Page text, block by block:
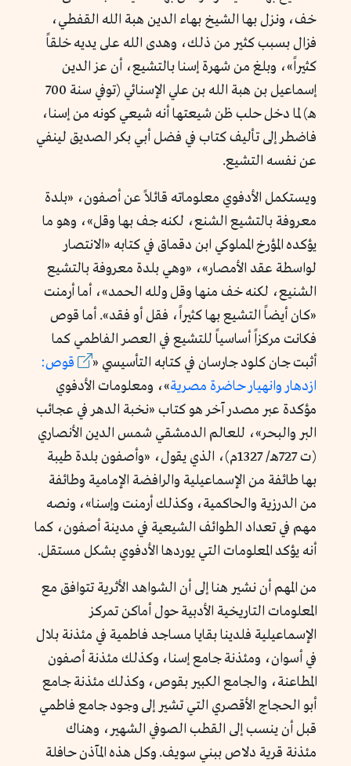
خف، ونزل بها الشيخ بهاء الدين هبة الله القفطي،
فزال بسبب كثير من ذلك، وهدى الله على يديه خلقاً
كثيراً»، وبلغ من شهرة إسنا بالتشيع، أن عز الدين
إسماعيل بن هبة الله بن علي الإسنائي (توفي سنة 700
هـ) لما دخل حلب ظن شيعتها أنه شيعي كونه من إسنا،
فاضطر إلى تأليف كتاب في فضل أبي بكر الصديق لينفي
عن نفسه التشيع.
ويستكمل الأدفوي معلوماته قائلاً عن أصفون، «بلدة
معروفة بالتشيع الشنع، لكنه جف بها وقل»، وهو ما
يؤكده المؤرخ المملوكي ابن دقماق في كتابه «الانتصار
لواسطة عقد الأمصار»، «وهي بلدة معروفة بالتشيع
الشنيع، لكنه خف منها وقل ولله الحمد»، أما أرمنت
«كان أيضاً التشيع بها كثيراً، فقل أو فقد». أما قوص
فكانت مركزاً أساسياً للتشيع في العصر الفاطمي كما
أثبت جان كلود جارسان في كتابه التأسيسي «
قوص:
ازدهار وانهيار حاضرة مصرية»، ومعلومات الأدفوي
مؤكدة عبر مصدر آخر هو كتاب «نخبة الدهر في عجائب
البر والبحر»، للعالم الدمشقي شمس الدين الأنصاري
(ت 727هـ/ 1327م)، الذي يقول، «
وأصفون بلدة طيبة
بها طائفة من الإسماعيلية والرافضة الإمامية وطائفة
من الدرزية والحاكمية، وكذلك أرمنت وإسنا»، ونصه
مهم في تعداد الطوائف الشيعية في مدينة أصفون، كما
أنه يؤكد المعلومات التي يوردها الأدفوي بشكل مستقل.
من المهم أن نشير هنا إلى أن الشواهد الأثرية تتوافق مع
المعلومات التاريخية الأدبية حول أماكن تمركز
الإسماعيلية فلدينا بقايا مساجد فاطمية في مئذنة بلال
في أسوان، ومئذنة جامع إسنا، وكذلك مئذنة أصفون
المطاعنة، والجامع الكبير بقوص، وكذلك مئذنة جامع
أبو الحجاج الأقصري التي تشير إلى وجود جامع فاطمي
قبل أن ينسب إلى القطب الصوفي الشهير، وهناك
مئذنة قرية دلاص ببني سويف. وكل هذه المآذن حافلة